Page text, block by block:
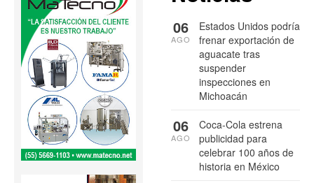
Estados Unidos podría
frenar exportación de
aguacate tras
suspender
inspecciones en
Michoacán
06
AGO
Coca-Cola estrena
publicidad para
celebrar 100 años de
historia en México
06
AGO